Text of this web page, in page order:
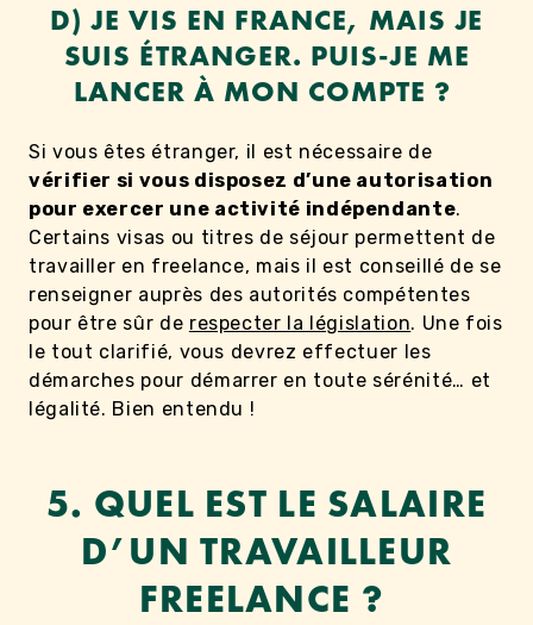
D) JE VIS EN FRANCE, MAIS JE
SUIS ÉTRANGER. PUIS-JE ME
LANCER À MON COMPTE ?
Si vous êtes étranger, il est nécessaire de
vérifier si vous disposez d’une autorisation
pour exercer une activité indépendante.
Certains visas ou titres de séjour permettent de
travailler en freelance, mais il est conseillé de se
renseigner auprès des autorités compétentes
pour être sûr de respecter la législation. Une fois
le tout clarifié, vous devrez effectuer les
démarches pour démarrer en toute sérénité… et
légalité. Bien entendu !
5. QUEL EST LE SALAIRE
D’UN TRAVAILLEUR
FREELANCE ?